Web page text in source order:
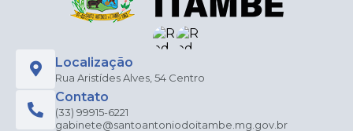
Localização
Rua Aristídes Alves, 54 Centro
Contato
(33) 99915-6221
gabinete@santoantoniodoitambe.mg.gov.br